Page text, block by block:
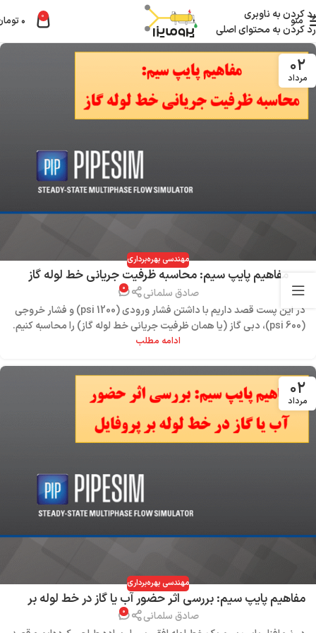
رد کردن به ناوبری
رد کردن به محتوای اصلی
منو 0 ۰
۰۲
مرداد
مهندسی بهره‌برداری
مفاهیم پایپ سیم: محاسبه ظرفیت جریانی خط لوله گاز
صادق سلمانی ۰
در این پست قصد داریم با داشتن فشار ورودی (1200 psi) و فشار خروجی
(600 psi)، دبی گاز (یا همان ظرفیت جریانی خط لوله گاز) را محاسبه کنیم.
ادامه مطلب
۰۲
مرداد
مهندسی بهره‌برداری
مفاهیم پایپ سیم: بررسی اثر حضور آب یا گاز در خط لوله بر
صادق سلمانی ۰